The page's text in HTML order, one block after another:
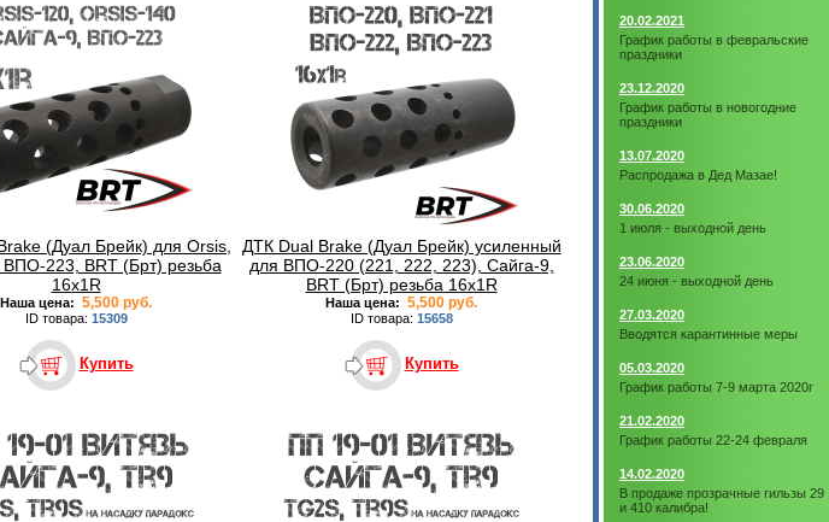
(Дуал Брейк) для Orsis,
ВПО-223, BRT (Брт) резьба
16x1R
Наша цена: 5,500 руб.
ID товара: 15309
Купить
ДТК Dual Brake (Дуал Брейк) усиленный
для ВПО-220 (221, 222, 223), Сайга-9,
BRT (Брт) резьба 16x1R
Наша цена: 5,500 руб.
ID товара: 15658
Купить
20.02.2021
График работы в февральские
праздники
23.12.2020
График работы в новогодние
праздники
13.07.2020
Распродажа в Дед Мазае!
30.06.2020
1 июля - выходной день
23.06.2020
24 июня - выходной день
27.03.2020
Вводятся карантинные меры
05.03.2020
График работы 7-9 марта 2020г
21.02.2020
График работы 22-24 февраля
14.02.2020
В продаже прозрачные гильзы 29
и 410 калибра!